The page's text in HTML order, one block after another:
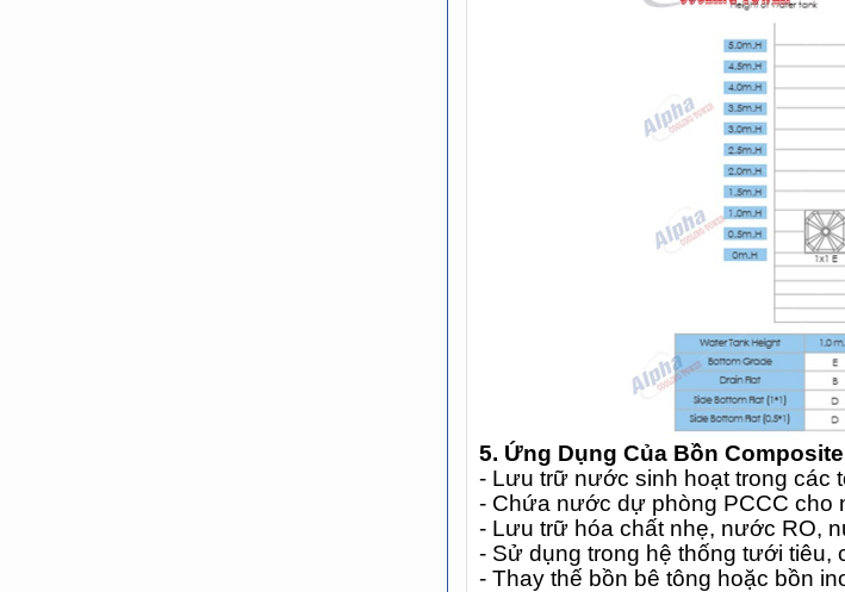
5. Ứng Dụng Của Bồn
- Lưu trữ nước sinh hoạt trong các
- Chứa nước dự phòng PCCC cho
- Lưu trữ hóa chất nhẹ, nước RO,
- Sử dụng trong hệ thống tưới tiêu,
- Thay thế bồn bê tông hoặc bồn